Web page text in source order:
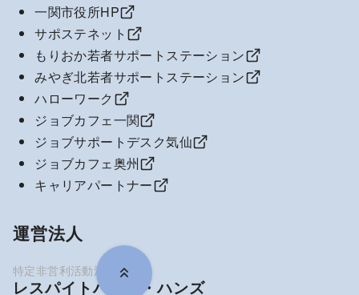
一関市役所HP
サポステネット
もりおか若者サポートステーション
みやぎ北若者サポートステーション
ハローワーク
ジョブカフェ一関
ジョブサポートデスク気仙
ジョブカフェ奥州
キャリアパートナー
運営法人
レスパイトハウス・ハンズ